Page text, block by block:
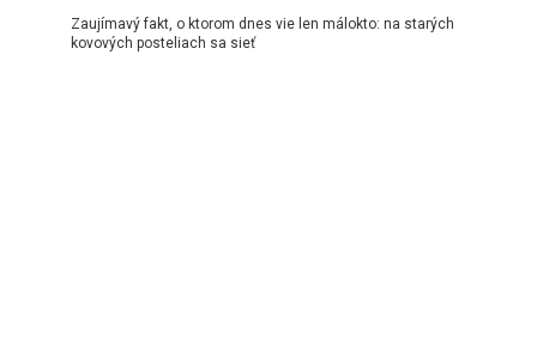
Zaujímavý fakt, o ktorom dnes vie len málokto: na starých
kovových posteliach sa sieť